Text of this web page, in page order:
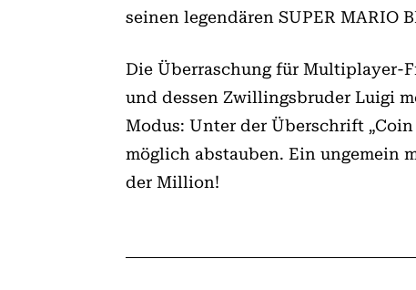
seinen legendären SUPER MARIO
Die Überraschung für Multiplayer-
und dessen Zwillingsbruder Luigi
Modus: Unter der Überschrift
möglich abstauben. Ein ungemein
der Million!